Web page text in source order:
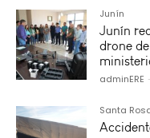
Junín
Junín
drone
adminERE
Santa